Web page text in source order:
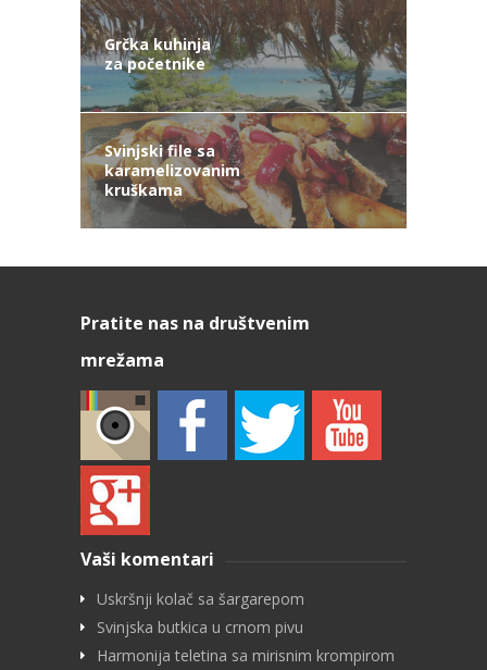
Grčka kuhinja
za početnike
Svinjski file sa
karamelizovanim
kruškama
Pratite nas na društvenim
mrežama
Vaši komentari
Uskršnji kolač sa šargarepom
Svinjska butkica u crnom pivu
Harmonija teletina sa mirisnim krompirom